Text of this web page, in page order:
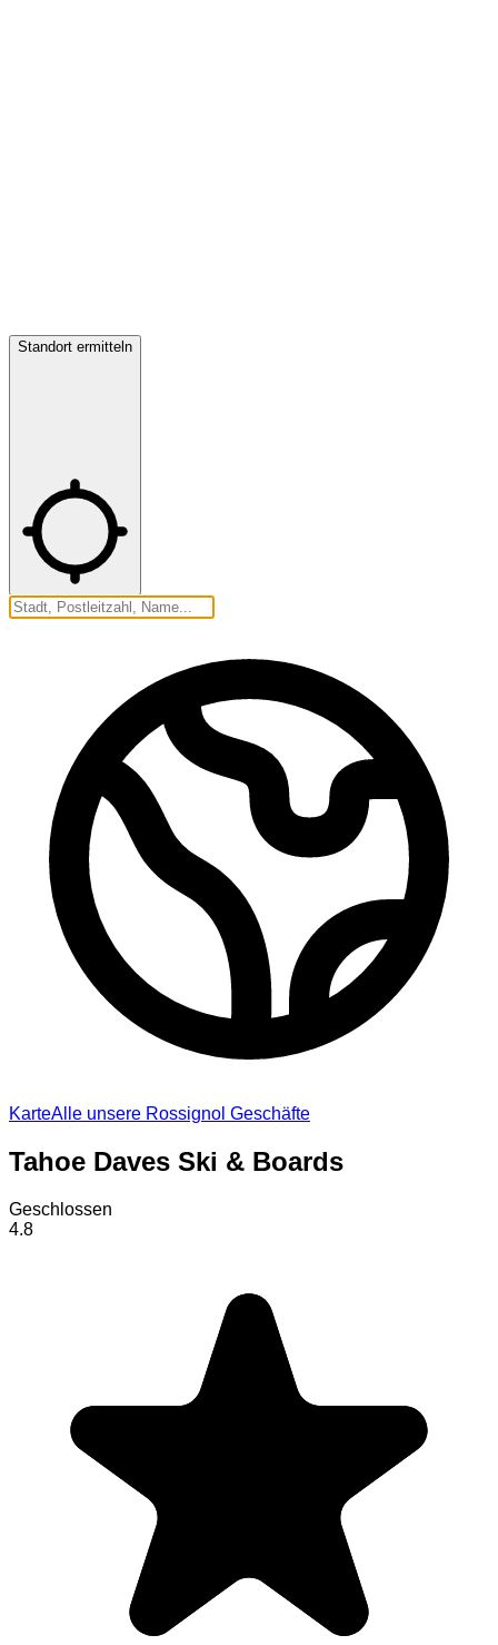
Standort ermitteln
KarteAlle unsere Rossignol Geschäfte
Tahoe Daves Ski & Boards
Geschlossen
4.8